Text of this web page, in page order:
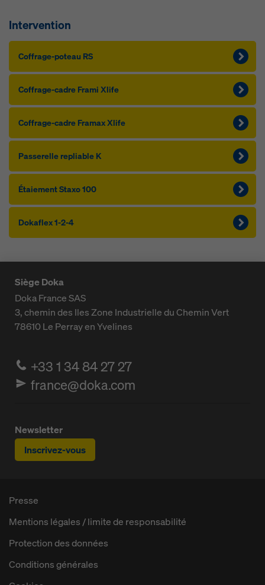
Intervention
Cof­f­rage-po­teau RS
Cof­f­rage-cadre Frami Xlife
Cof­f­rage-cadre Framax Xlife
Pas­se­relle re­p­liable K
Étaie­ment Staxo 100
Dokaflex 1-2-4
Siège Doka
Doka France SAS
3, chemin des IlesZone Industrielle du Chemin Vert
78610Le Perray en Yvelines
+33 1 34 84 27 27
france@doka.com
Newsletter
Inscrivez-vous
Presse
Mentions légales / limite de responsabilité
Protection des données
Conditions générales